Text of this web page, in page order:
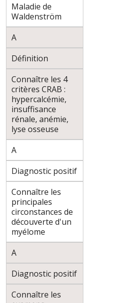
Maladie de
Waldenström
A
Définition
Connaître les 4
critères CRAB :
hypercalcémie,
insuffisance
rénale, anémie,
lyse osseuse
A
Diagnostic positif
Connaître les
principales
circonstances de
découverte d'un
myélome
A
Diagnostic positif
Connaître les